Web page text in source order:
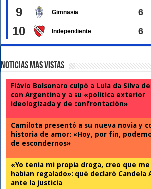
Noticias Mas Vistas
Flávio Bolsonaro culpó a Lula da Silva
con Argentina y a su «política exterior
ideologizada y de confrontación»
Camilota presentó a su nueva novia y
historia de amor: «Hoy, por fin,
de escondernos»
«Yo tenía mi propia droga, creo que me
habían regalado»: qué declaró Candela
ante la justicia